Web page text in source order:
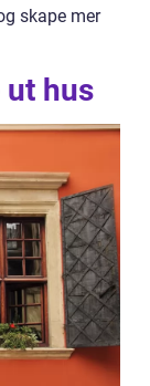
skape mer
ut hus